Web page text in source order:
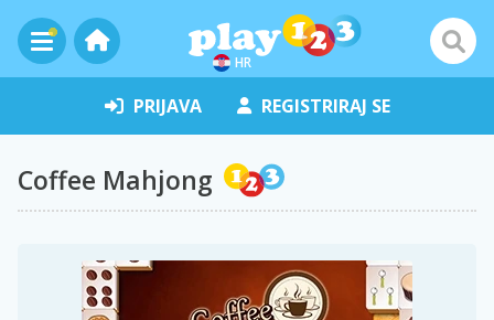
HR
PRIJAVA REGISTRIRAJ SE
Coffee Mahjong